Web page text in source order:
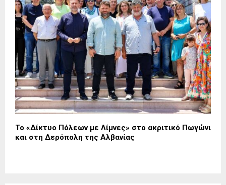
Το «Δίκτυο Πόλεων με Λίμνες» στο ακριτικό Πωγώνι
και στη Δερόπολη της Αλβανίας